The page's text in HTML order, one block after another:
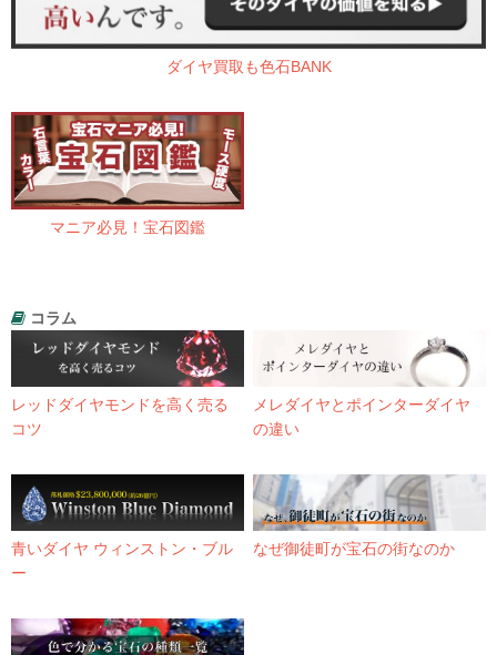
ダイヤ買取も色石BANK
マニア必見！宝石図鑑
コラム
レッドダイヤモンドを高く売る
コツ
メレダイヤとポインターダイヤ
の違い
青いダイヤ ウィンストン・ブル
ー
なぜ御徒町が宝石の街なのか